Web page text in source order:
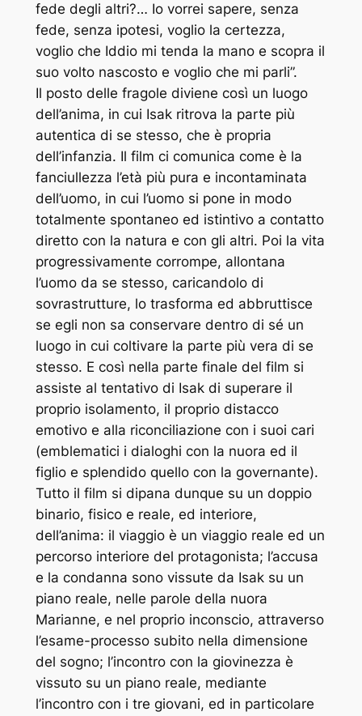
fede degli altri?… Io vorrei sapere, senza
fede, senza ipotesi, voglio la certezza,
voglio che Iddio mi tenda la mano e scopra il
suo volto nascosto e voglio che mi parli”.
Il posto delle fragole diviene così un luogo
dell’anima, in cui Isak ritrova la parte più
autentica di se stesso, che è propria
dell’infanzia. Il film ci comunica come è la
fanciullezza l’età più pura e incontaminata
dell’uomo, in cui l’uomo si pone in modo
totalmente spontaneo ed istintivo a contatto
diretto con la natura e con gli altri. Poi la vita
progressivamente corrompe, allontana
l’uomo da se stesso, caricandolo di
sovrastrutture, lo trasforma ed abbruttisce
se egli non sa conservare dentro di sé un
luogo in cui coltivare la parte più vera di se
stesso. E così nella parte finale del film si
assiste al tentativo di Isak di superare il
proprio isolamento, il proprio distacco
emotivo e alla riconciliazione con i suoi cari
(emblematici i dialoghi con la nuora ed il
figlio e splendido quello con la governante).
Tutto il film si dipana dunque su un doppio
binario, fisico e reale, ed interiore,
dell’anima: il viaggio è un viaggio reale ed un
percorso interiore del protagonista; l’accusa
e la condanna sono vissute da Isak su un
piano reale, nelle parole della nuora
Marianne, e nel proprio inconscio, attraverso
l’esame-processo subito nella dimensione
del sogno; l’incontro con la giovinezza è
vissuto su un piano reale, mediante
l’incontro con i tre giovani, ed in particolare